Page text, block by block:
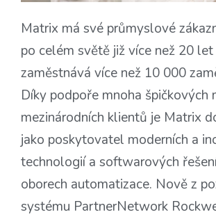
Matrix má své průmyslové
po celém světě již více než 20
zaměstnává více než 10 000
Díky podpoře mnoha špičkových
mezinárodních klientů je Matrix
jako poskytovatel moderních a
technologií a softwarových
oborech automatizace. Nově z
systému PartnerNetwork